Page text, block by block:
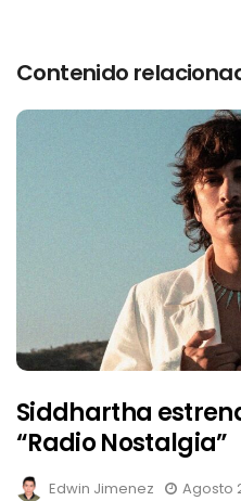
Contenido
Siddhartha
“Radio Nostalgia”
Edwin Jimenez Agosto